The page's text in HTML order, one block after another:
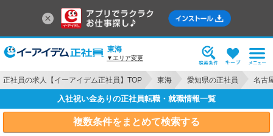
東海
▼エリア変更
正社員の求人【イーアイデム正社員】TOP 東海 愛知県の正社員 名古
入社祝い金ありの正社員転職・就職情報一覧
複数条件をまとめて検索する